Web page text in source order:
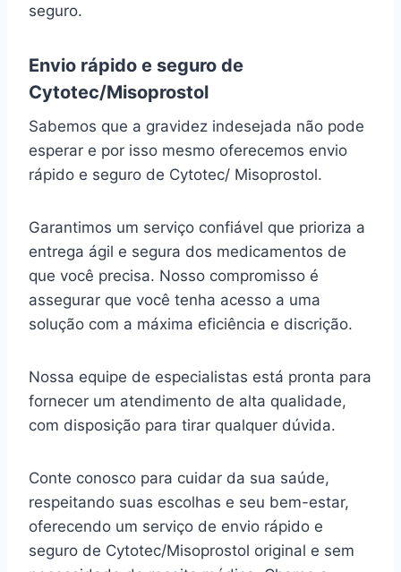
seguro.
Envio rápido e seguro de
Cytotec/Misoprostol
Sabemos que a gravidez indesejada não pode
esperar e por isso mesmo oferecemos envio
rápido e seguro de Cytotec/ Misoprostol.
Garantimos um serviço confiável que prioriza a
entrega ágil e segura dos medicamentos de
que você precisa. Nosso compromisso é
assegurar que você tenha acesso a uma
solução com a máxima eficiência e discrição.
Nossa equipe de especialistas está pronta para
fornecer um atendimento de alta qualidade,
com disposição para tirar qualquer dúvida.
Conte conosco para cuidar da sua saúde,
respeitando suas escolhas e seu bem-estar,
oferecendo um serviço de envio rápido e
seguro de Cytotec/Misoprostol original e sem